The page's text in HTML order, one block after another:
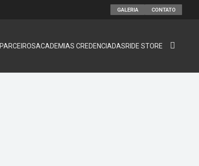
GALERIA CONTATO
PARCEIROSACADEMIAS CREDENCIADASRIDE STORE